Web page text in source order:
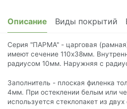
Описание Виды покрытий
Серия "ПАРМА" - царговая
имеют сечение 110х38мм.
радиусом 10мм. Наружняя с
Заполнитель - плоская филенка
4мм. При остеклении белым или
используется стеклопакет из двух